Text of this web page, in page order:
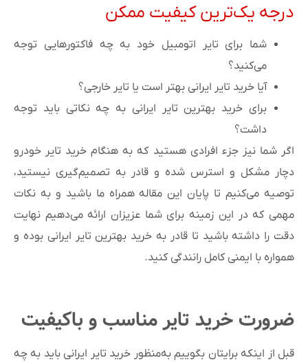
درجه یک‌ترین کیفیت ممکن
شما برای تایر اتومبیل خود به چه فاکتورهایی توجه
می‌کنید؟
آیا خرید تایر ایرانی بهتر است یا تایر خارجی؟
برای خرید بهترین تایر ایرانی به چه نکاتی باید توجه
داشت؟
اگر شما نیز جزء افرادی هستید که به هنگام خرید تایر خودرو
دچار مشکل و استرس شده و قادر به تصمیم‌گیری نیستید،
توصیه می‌کنیم تا پایان این مقاله همراه ما باشید و به نکات
مهمی که در این زمینه برای شما عزیزان ارائه می‌دهیم نهایت
دقت را داشته باشید تا قادر به خرید بهترین تایر ایرانی بوده و
همواره با ایمنی کامل رانندگی کنید.
ضرورت خرید تایر مناسب و باکیفیت
قبل از اینکه برایتان بگوییم به‌منظور خرید تایر ایرانی باید به چه